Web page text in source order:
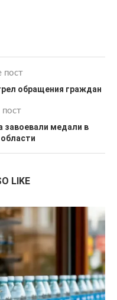
пост
обращения граждан
завоевали медали в
LIKE